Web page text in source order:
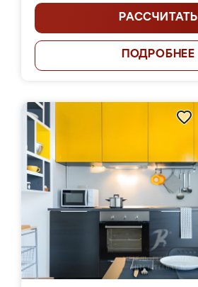
РАССЧИТАТЬ
ПОДРОБНЕЕ